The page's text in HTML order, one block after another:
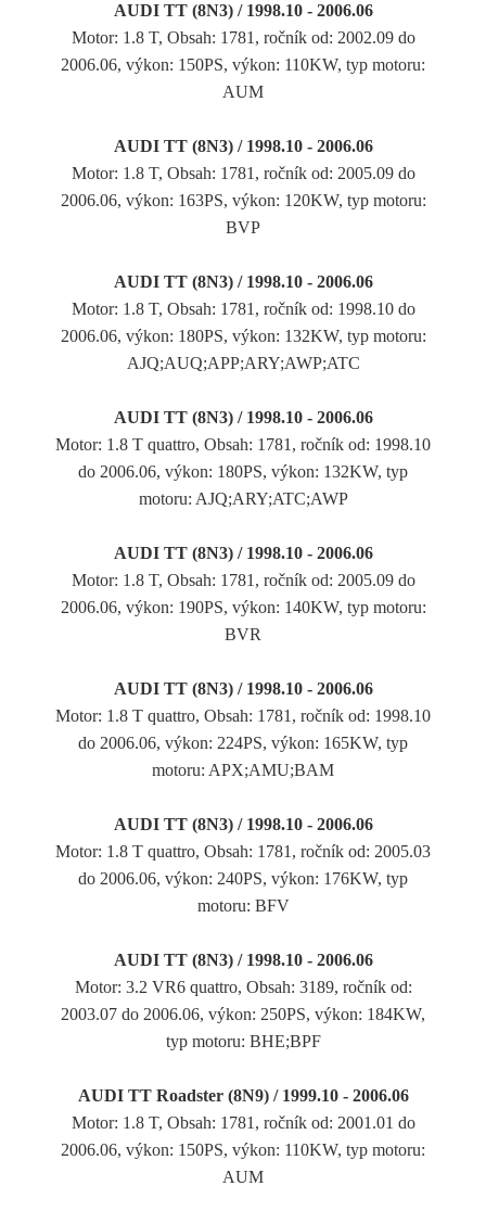
AUDI TT (8N3) / 1998.10 - 2006.06
Motor: 1.8 T, Obsah: 1781, ročník od: 2002.09 do
2006.06, výkon: 150PS, výkon: 110KW, typ motoru:
AUM
AUDI TT (8N3) / 1998.10 - 2006.06
Motor: 1.8 T, Obsah: 1781, ročník od: 2005.09 do
2006.06, výkon: 163PS, výkon: 120KW, typ motoru:
BVP
AUDI TT (8N3) / 1998.10 - 2006.06
Motor: 1.8 T, Obsah: 1781, ročník od: 1998.10 do
2006.06, výkon: 180PS, výkon: 132KW, typ motoru:
AJQ;AUQ;APP;ARY;AWP;ATC
AUDI TT (8N3) / 1998.10 - 2006.06
Motor: 1.8 T quattro, Obsah: 1781, ročník od: 1998.10
do 2006.06, výkon: 180PS, výkon: 132KW, typ
motoru: AJQ;ARY;ATC;AWP
AUDI TT (8N3) / 1998.10 - 2006.06
Motor: 1.8 T, Obsah: 1781, ročník od: 2005.09 do
2006.06, výkon: 190PS, výkon: 140KW, typ motoru:
BVR
AUDI TT (8N3) / 1998.10 - 2006.06
Motor: 1.8 T quattro, Obsah: 1781, ročník od: 1998.10
do 2006.06, výkon: 224PS, výkon: 165KW, typ
motoru: APX;AMU;BAM
AUDI TT (8N3) / 1998.10 - 2006.06
Motor: 1.8 T quattro, Obsah: 1781, ročník od: 2005.03
do 2006.06, výkon: 240PS, výkon: 176KW, typ
motoru: BFV
AUDI TT (8N3) / 1998.10 - 2006.06
Motor: 3.2 VR6 quattro, Obsah: 3189, ročník od:
2003.07 do 2006.06, výkon: 250PS, výkon: 184KW,
typ motoru: BHE;BPF
AUDI TT Roadster (8N9) / 1999.10 - 2006.06
Motor: 1.8 T, Obsah: 1781, ročník od: 2001.01 do
2006.06, výkon: 150PS, výkon: 110KW, typ motoru:
AUM